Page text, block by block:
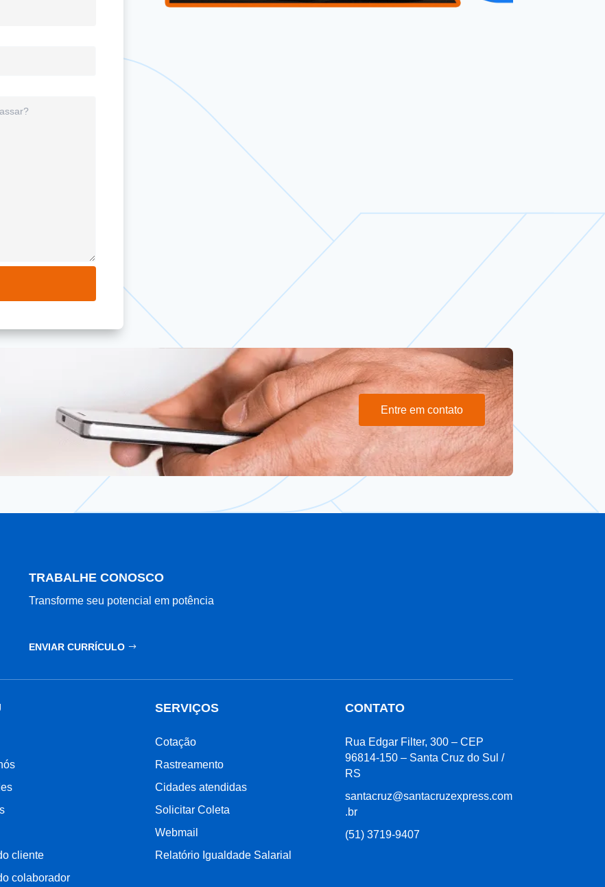
Entre em contato
TRABALHE CONOSCO
Transforme seu potencial em potência
ENVIAR CURRÍCULO
cliente
colaborador
SERVIÇOS
Cotação
Rastreamento
Cidades atendidas
Solicitar Coleta
Webmail
Relatório Igualdade Salarial
CONTATO
Rua Edgar Filter, 300 – CEP
96814-150 – Santa Cruz do Sul /
RS
santacruz@santacruzexpress.com
.br
(51) 3719-9407